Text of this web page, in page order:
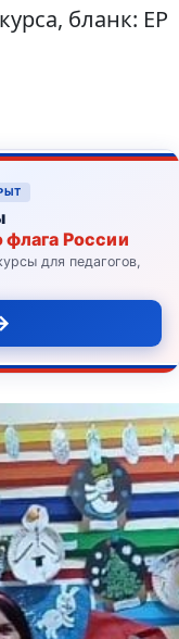
бланк: ЕР
России
для педагогов,